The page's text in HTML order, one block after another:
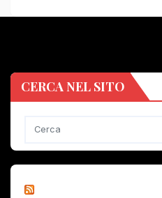
CERCA NEL SITO